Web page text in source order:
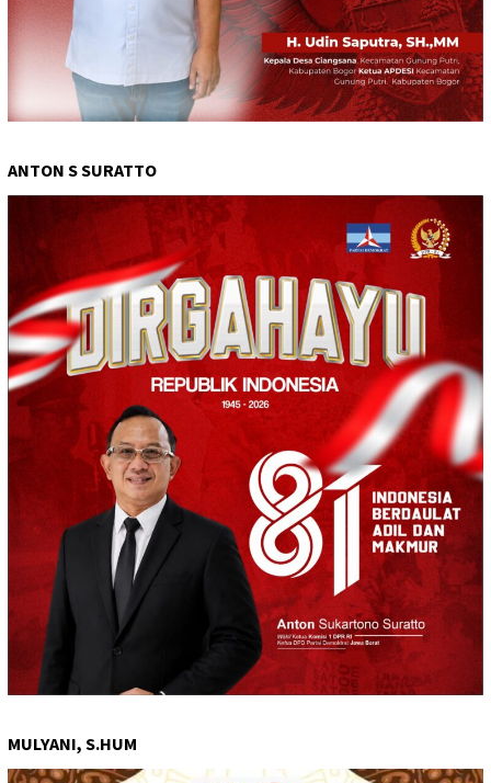
ANTON S SURATTO
MULYANI, S.HUM